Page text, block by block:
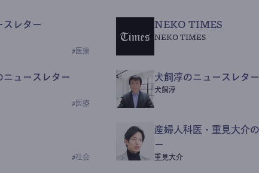
スレター
# 医療
NEKO TIMES
NEKO TIMES
ニュースレター
# 医療
犬飼淳のニュースレター
犬飼淳
#社会
産婦人科医・重見大介
ー
重見大介